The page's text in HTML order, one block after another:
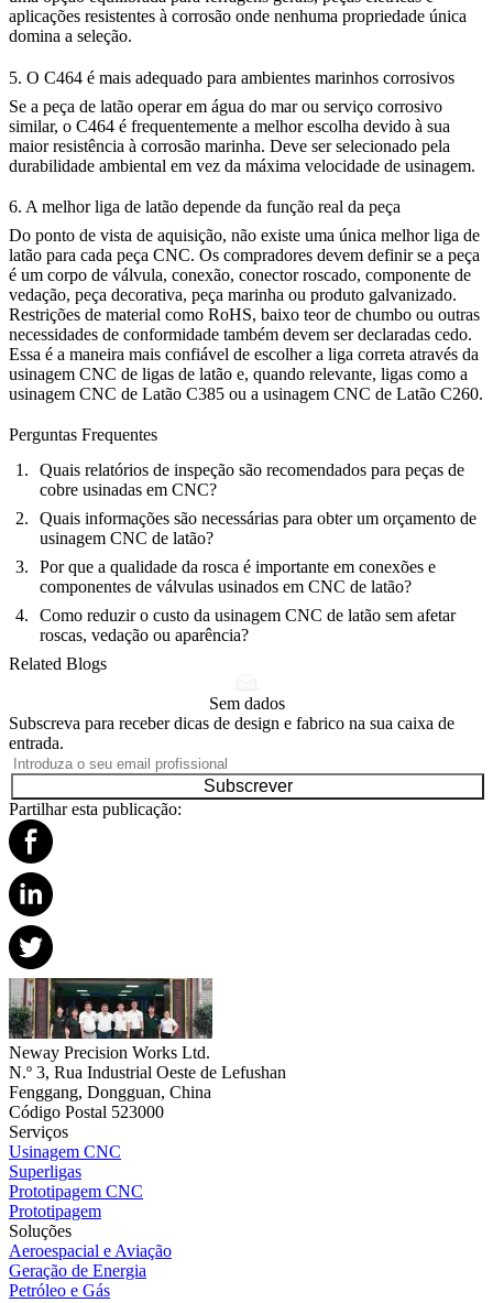
aplicações resistentes à corrosão onde nenhuma propriedade única
domina a seleção.
5. O C464 é mais adequado para ambientes marinhos corrosivos
Se a peça de latão operar em água do mar ou serviço corrosivo
similar, o C464 é frequentemente a melhor escolha devido à sua
maior resistência à corrosão marinha. Deve ser selecionado pela
durabilidade ambiental em vez da máxima velocidade de usinagem.
6. A melhor liga de latão depende da função real da peça
Do ponto de vista de aquisição, não existe uma única melhor liga de
latão para cada peça CNC. Os compradores devem definir se a peça
é um corpo de válvula, conexão, conector roscado, componente de
vedação, peça decorativa, peça marinha ou produto galvanizado.
Restrições de material como RoHS, baixo teor de chumbo ou outras
necessidades de conformidade também devem ser declaradas cedo.
Essa é a maneira mais confiável de escolher a liga correta através da
usinagem CNC de ligas de latão e, quando relevante, ligas como a
usinagem CNC de Latão C385 ou a usinagem CNC de Latão C260.
Perguntas Frequentes
Quais relatórios de inspeção são recomendados para peças de
cobre usinadas em CNC?
Quais informações são necessárias para obter um orçamento de
usinagem CNC de latão?
Por que a qualidade da rosca é importante em conexões e
componentes de válvulas usinados em CNC de latão?
Como reduzir o custo da usinagem CNC de latão sem afetar
roscas, vedação ou aparência?
Related Blogs
Sem dados
Subscreva para receber dicas de design e fabrico na sua caixa de
entrada.
Subscrever
Partilhar esta publicação:
Neway Precision Works Ltd.
N.º 3, Rua Industrial Oeste de Lefushan
Fenggang, Dongguan, China
Código Postal 523000
Serviços
Usinagem CNC
Superligas
Prototipagem CNC
Prototipagem
Soluções
Aeroespacial e Aviação
Geração de Energia
Petróleo e Gás